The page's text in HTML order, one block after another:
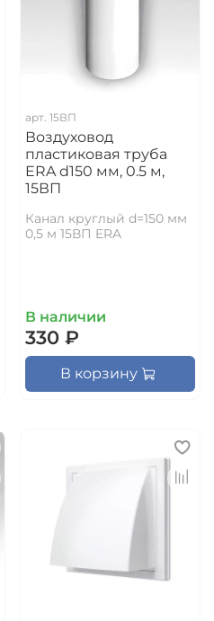
арт. 15ВП
Воздуховод
пластиковая труба
ERA d150 мм, 0.5 м,
15ВП
Канал круглый d=150 мм
0,5 м 15ВП ERA
В наличии
330 ₽
В корзину